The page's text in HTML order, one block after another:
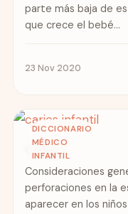
parte más baja de
que crece el bebé...
23 Nov 2020
DICCIONARIO
MÉDICO
INFANTIL
Caries
Consideraciones
perforaciones en la
aparecer en los